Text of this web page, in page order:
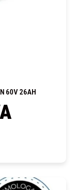
60V 26AH